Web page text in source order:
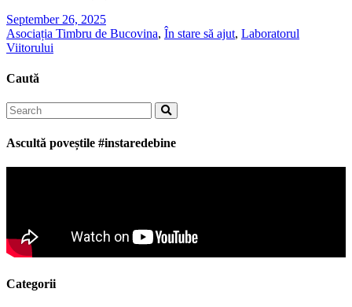
September 26, 2025
Asociația Timbru de Bucovina, În stare să ajut, Laboratorul
Viitorului
Caută
Search
for:
Ascultă poveștile #instaredebine
Categorii